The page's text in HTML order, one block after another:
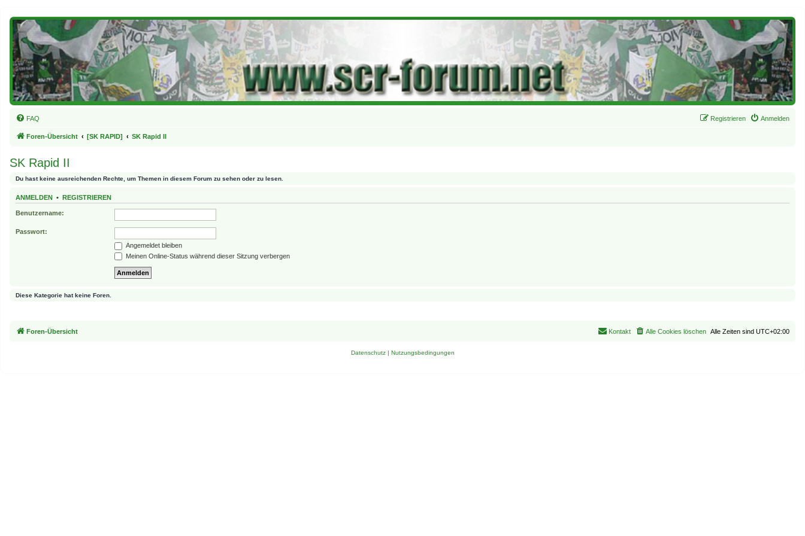
FAQ Anmelden
Registrieren
Foren-Übersicht [SK RAPID] SK Rapid II
SK Rapid II
Du hast keine ausreichenden Rechte, um Themen in diesem Forum zu sehen oder zu lesen.
ANMELDEN • REGISTRIEREN
Benutzername:
Passwort:
Angemeldet bleiben
Meinen Online-Status während dieser Sitzung verbergen
Diese Kategorie hat keine Foren.
Foren-Übersicht Alle Zeiten sind UTC+02:00
Alle Cookies löschen
Kontakt
Datenschutz| Nutzungsbedingungen